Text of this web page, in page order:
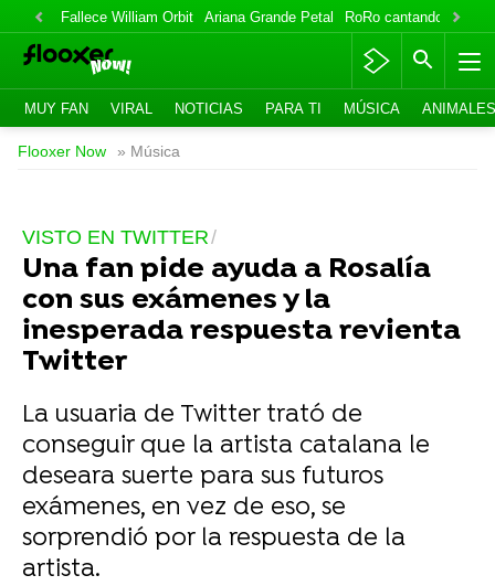
Fallece William Orbit Ariana Grande Petal RoRo cantando
MUY FAN VIRAL NOTICIAS PARA TI MÚSICA ANIMALES
Flooxer Now » Música
VISTO EN TWITTER
Una fan pide ayuda a Rosalía
con sus exámenes y la
inesperada respuesta revienta
Twitter
La usuaria de Twitter trató de
conseguir que la artista catalana le
deseara suerte para sus futuros
exámenes, en vez de eso, se
sorprendió por la respuesta de la
artista.